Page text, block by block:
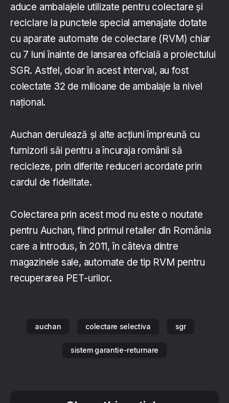
aduce ambalajele utilizate pentru colectare și
reciclare la punctele special amenajate dotate
cu aparate automate de colectare (RVM) chiar
cu 7 luni înainte de lansarea oficială a proiectului
SGR. Astfel, doar în acest interval, au fost
colectate 32 de milioane de ambalaje la nivel
național.
Auchan derulează și alte acțiuni împreună cu
furnizorii săi pentru a încuraja românii să
recicleze, prin diferite reduceri acordate prin
cardul de fidelitate.
Colectarea prin acest mod nu este o noutate
pentru Auchan, fiind primul retailer din România
care a introdus, în 2011, în câteva dintre
magazinele sale, automate de tip RVM pentru
recuperarea PET-urilor.
auchan colectare selectiva sgr
sistem garantie-returnare